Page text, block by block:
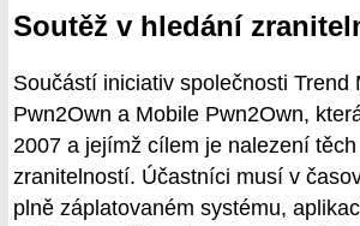
Soutěž v hledání
Součástí iniciativ společnosti Trend
Pwn2Own a Mobile Pwn2Own,
2007 a jejímž cílem je nalezení
zranitelností. Účastníci musí v
plně záplatovaném systému,